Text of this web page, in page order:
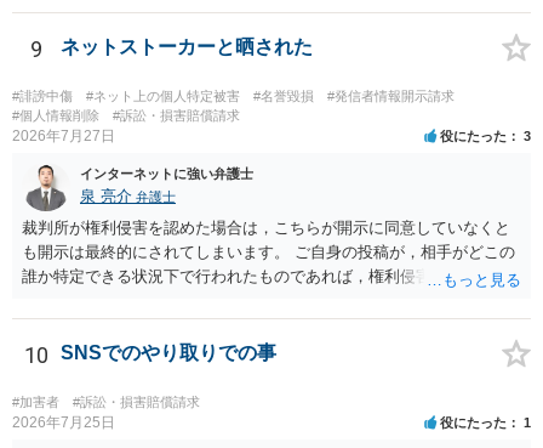
効果を発揮するといえます）。
できる主張を展開するのが難しいという点が指摘されるでしょう。 弁
護士に依頼する経済的余裕がない場合、自分で示談交渉を行う際に注
意すべき点があれば教えてください。 →分からないことが出てきたら
弁護士にご相談になるのが良いかと存じます。まずは電話相談などで
直接弁護士にご相談になることをお勧めいたします。
9 ネットストーカーと晒された
#誹謗中傷 #ネット上の個人特定被害 #名誉毀損
#発信者情報開示請求
#個人情報削除
#訴訟・損害賠償請求
2026年7月27日 役にたった 3
インターネットに強い弁護士
泉 亮介 弁護士
裁判所が権利侵害を認めた場合は，こちらが開示に同意していなくと
も開示は最終的にされてしまいます。 ご自身の投稿が，相手がどこの
誰か特定できる状況下で行われたものであれば，権利侵害性が認めら
いても，アカウントを特定したうえで，ネットストーカーとして晒し
たのであれば，かかる行為に権利侵害性が認められる可能性はあるで
10 SNSでのやり取りでの事
#加害者 #訴訟・損害賠償請求
2026年7月25日 役にたった 1